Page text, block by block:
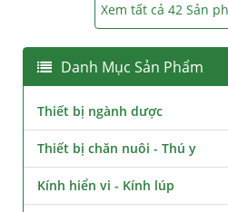
Xem tất cả 42 Sản
Danh Mục Sản Phẩm
Thiết bị ngành dược
Thiết bị chăn nuôi - Thú y
Kính hiển vi - Kính lúp